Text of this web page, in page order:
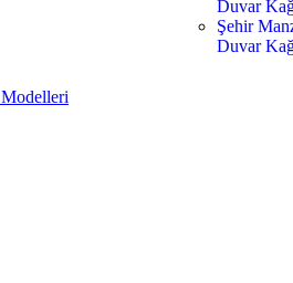
Duvar
Şehir
Duvar